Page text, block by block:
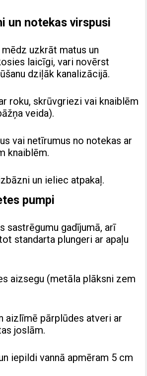
un notekas virspusi
uzkrāt matus un
laicīgi, vari novērst
dziļāk kanalizācijā.
roku, skrūvgriezi vai knaiblēm
veida).
vai netīrumus no notekas ar
knaiblēm.
un ieliec atpakaļ.
pumpi
sastrēgumu gadījumā, arī
standarta plungeri ar apaļu
aizsegu (metāla plāksni zem
aizlīmē pārplūdes atveri ar
joslām.
iepildi vannā apmēram 5 cm